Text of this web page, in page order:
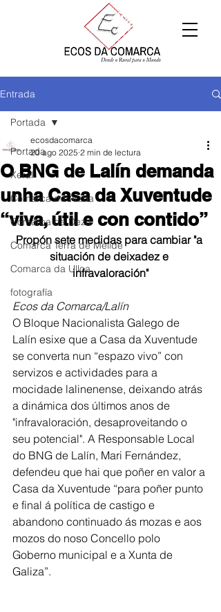
Entrada
Portada
Xeral
Comarca de Arzúa
Comarca de Deza
Comarca Terra de Melide
Comarca da Ulloa
fotografía
Portada
O BNG de Lalín demanda
unha Casa da Xuventude
“viva, útil e con contido”
ecosdacomarca
20 ago 2025 2 min de lectura
Propón sete medidas para cambiar "a
situación de deixadez e
infravaloración"
Ecos da Comarca/Lalín
O Bloque Nacionalista Galego de
Lalín esixe que a Casa da Xuventude
se converta nun “espazo vivo” con
servizos e actividades para a
mocidade lalinenense, deixando atrás
a dinámica dos últimos anos de
"infravaloración, desaproveitando o
seu potencial". A Responsable Local
do BNG de Lalín, Mari Fernández,
defendeu que hai que poñer en valor a
Casa da Xuventude “para poñer punto
e final á política de castigo e
abandono continuado ás mozas e aos
mozos do noso Concello polo
Goberno municipal e a Xunta de
Galiza”.